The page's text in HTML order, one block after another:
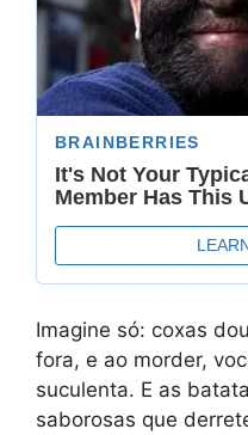
Imagine só: coxas
fora, e ao morder,
suculenta. E as
saborosas que